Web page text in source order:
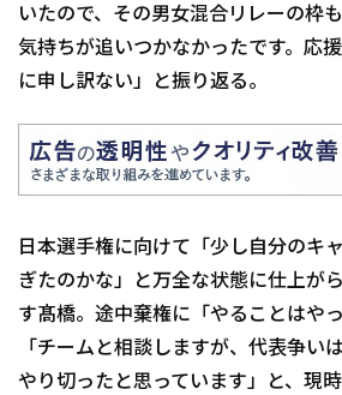
いたので、その男女混合リレーの枠
気持ちが追いつかなかったです。応
に申し訳ない」と振り返る。
日本選手権に向けて「少し自分のキ
ぎたのかな」と万全な状態に仕上が
す髙橋。途中棄権に「やることはや
「チームと相談しますが、代表争い
やり切ったと思っています」と、現